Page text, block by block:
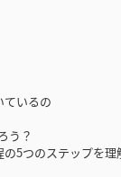
ているの
う？
5つのステップを理